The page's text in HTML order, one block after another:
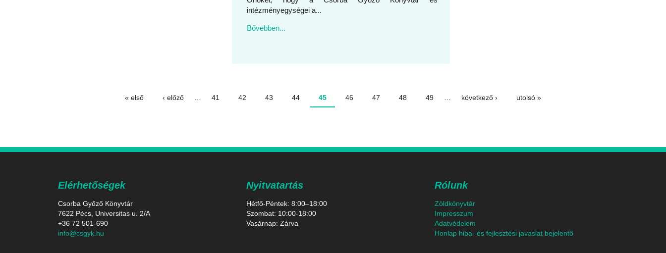
intézményegységei a...
Bővebben...
« első ‹ előző 41 42 43 44 45 46 47 48 49 következő › utolsó »
Elérhetőségek
Csorba Győző Könyvtár
7622 Pécs, Universitas u. 2/A
+36 72 501-690
info@csgyk.hu
Nyitvatartás
Hétfő-Péntek: 8:00–18:00
Szombat: 10:00-18:00
Vasárnap: Zárva
Rólunk
Zöldkönyvtár
Impresszum
Adatvédelem
Honlap hiba- és fejlesztési javaslat bejelentő